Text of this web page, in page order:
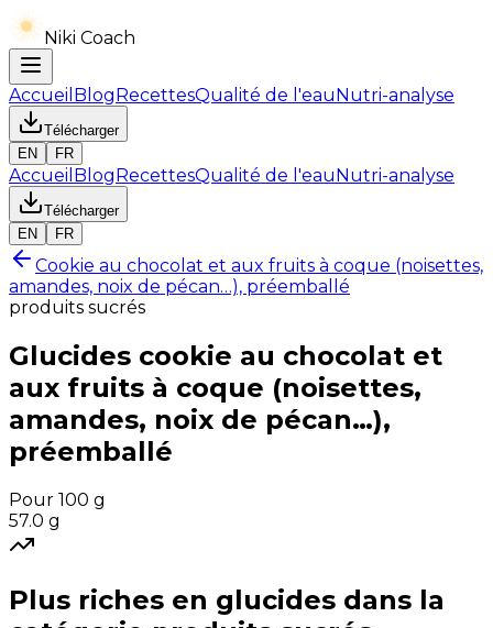
Niki Coach
Accueil BlogRecettesQualité de l'eauNutri-analyse
Télécharger
EN
FR
Accueil BlogRecettesQualité de l'eauNutri-analyse
Télécharger
EN
FR
Cookie au chocolat et aux fruits à coque (noisettes,
amandes, noix de pécan…), préemballé
produits sucrés
Glucides cookie au chocolat et
aux fruits à coque (noisettes,
amandes, noix de pécan…),
préemballé
Pour 100 g
57.0 g
Plus riches en glucides dans la